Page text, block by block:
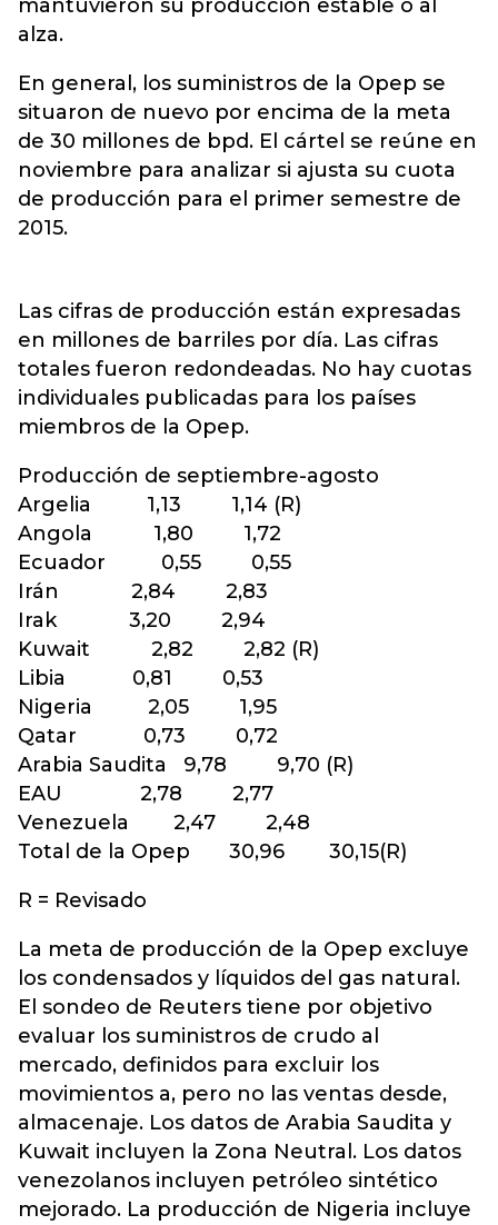
mantuvieron su producción estable o al
alza.
En general, los suministros de la Opep se
situaron de nuevo por encima de la meta
de 30 millones de bpd. El cártel se reúne en
noviembre para analizar si ajusta su cuota
de producción para el primer semestre de
2015.
Las cifras de producción están expresadas
en millones de barriles por día. Las cifras
totales fueron redondeadas. No hay cuotas
individuales publicadas para los países
miembros de la Opep.
Producción de septiembre-agosto
Argelia 1,13 1,14 (R)
Angola 1,80 1,72
Ecuador 0,55 0,55
Irán 2,84 2,83
Irak 3,20 2,94
Kuwait 2,82 2,82 (R)
Libia 0,81 0,53
Nigeria 2,05 1,95
Qatar 0,73 0,72
Arabia Saudita 9,78 9,70 (R)
EAU 2,78 2,77
Venezuela 2,47 2,48
Total de la Opep 30,96 30,15(R)
R = Revisado
La meta de producción de la Opep excluye
los condensados y líquidos del gas natural.
El sondeo de Reuters tiene por objetivo
evaluar los suministros de crudo al
mercado, definidos para excluir los
movimientos a, pero no las ventas desde,
almacenaje. Los datos de Arabia Saudita y
Kuwait incluyen la Zona Neutral. Los datos
venezolanos incluyen petróleo sintético
mejorado. La producción de Nigeria incluye